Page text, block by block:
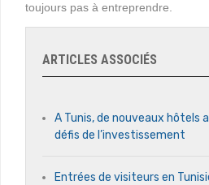
toujours pas à entreprendre.
ARTICLES ASSOCIÉS
A Tunis, de nouveaux hôtels
défis de l’investissement
Entrées de visiteurs en